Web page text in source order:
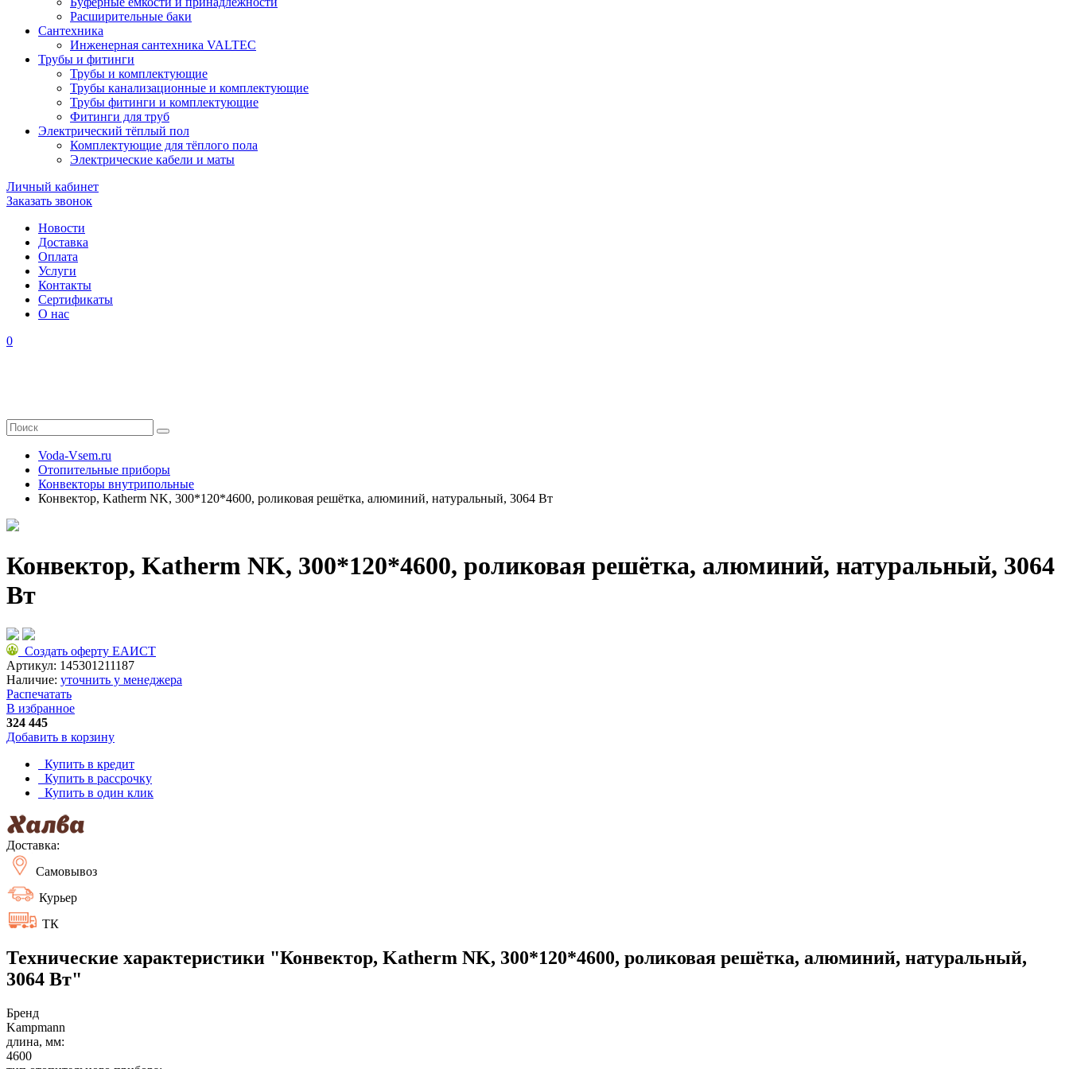
Расширительные баки
Сантехника
Инженерная сантехника VALTEC
Трубы и фитинги
Трубы и комплектующие
Трубы канализационные и комплектующие
Трубы фитинги и комплектующие
Фитинги для труб
Электрический тёплый пол
Комплектующие для тёплого пола
Электрические кабели и маты
Личный кабинет
Заказать звонок
Новости
Доставка
Оплата
Услуги
Контакты
Cертификаты
О нас
0
Voda-Vsem.ru
Отопительные приборы
Конвекторы внутрипольные
Конвектор, Katherm NK, 300*120*4600, роликовая решётка, алюминий, натуральный, 3064 Вт
Конвектор, Katherm NK, 300*120*4600, роликовая решётка, алюминий, натуральный, 3064
Вт
Создать оферту ЕАИСТ
Артикул: 145301211187
Наличие: уточнить у менеджера
Распечатать
В избранное
324 445
Добавить в корзину
Купить в кредит
Купить в рассрочку
Купить в один клик
Доставка:
Самовывоз
Курьер
ТК
Технические характеристики "Конвектор, Katherm NK, 300*120*4600, роликовая решётка, алюминий, натуральный,
3064 Вт"
Бренд
Kampmann
длина, мм:
4600